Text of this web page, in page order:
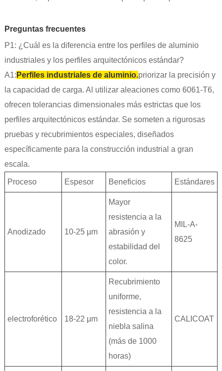
Preguntas frecuentes
P1: ¿Cuál es la diferencia entre los perfiles de aluminio
industriales y los perfiles arquitectónicos estándar?
A1: Perfiles industriales de aluminio.priorizar la precisión y
la capacidad de carga. Al utilizar aleaciones como 6061-T6,
ofrecen tolerancias dimensionales más estrictas que los
perfiles arquitectónicos estándar. Se someten a rigurosas
pruebas y recubrimientos especiales, diseñados
específicamente para la construcción industrial a gran
escala.
Proceso Espesor Beneficios Estándares
Anodizado 10-25 µm
Mayor
resistencia a la
abrasión y
estabilidad del
color.
MIL-A-
8625
electroforético 18-22 μm
Recubrimiento
uniforme,
resistencia a la
niebla salina
(más de 1000
horas)
CALICOAT